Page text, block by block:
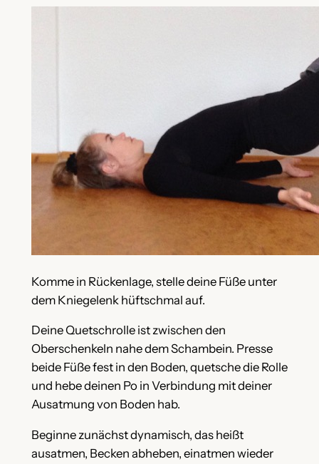
Komme in Rückenlage, stelle deine Füße unter
dem Kniegelenk hüftschmal auf.
Deine Quetschrolle ist zwischen den
Oberschenkeln nahe dem Schambein. Presse
beide Füße fest in den Boden, quetsche die Rolle
und hebe deinen Po in Verbindung mit deiner
Ausatmung von Boden hab.
Beginne zunächst dynamisch, das heißt
ausatmen, Becken abheben, einatmen wieder